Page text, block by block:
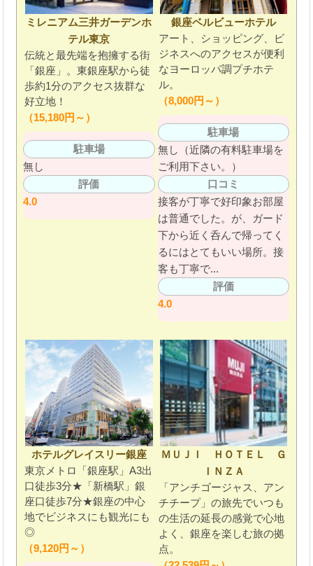
ミレニアム三井ガーデンホ
テル東京
伝統と最先端を抱擁する街
「銀座」。東銀座駅から徒
歩約1分のアクセス抜群な
好立地！
（15,180円～）
駐車場
無し
評価
4.0
銀座ベルビューホテル
アート、ショッピング、ビ
ジネスへのアクセスが便利
なヨーロッパ調プチホテ
ル。
（8,000円～）
駐車場
無し（近隣の有料駐車場を
ご利用下さい。）
口コミ
接客が丁寧で好印象お部屋
は普通でした。が、ガード
下から近く呑んで帰ってく
るにはとてもいい場所。接
客も丁寧で...
評価
4.0
ホテルグレイスリー銀座
東京メトロ「銀座駅」A3出
口徒歩3分★「新橋駅」銀
座口徒歩7分★銀座の中心
地でビジネスにも観光にも
◎
（9,120円～）
ＭＵＪＩ ＨＯＴＥＬ Ｇ
ＩＮＺＡ
「アンチゴージャス、アン
チチープ」の旅先でいつも
の生活の延長の感覚で心地
よく、銀座を楽しむ旅の拠
点。